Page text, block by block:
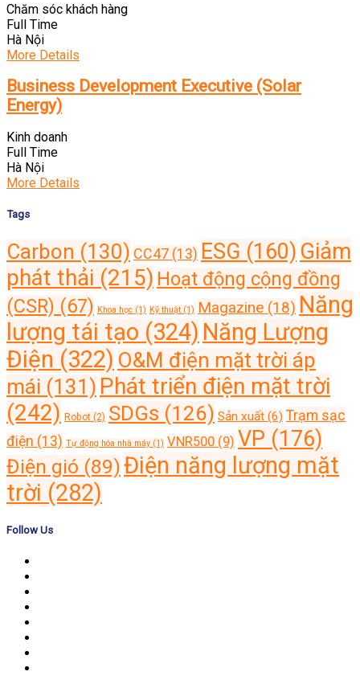
Chăm sóc khách hàng
Full Time
Hà Nội
More Details
Business Development Executive (Solar
Energy)
Kinh doanh
Full Time
Hà Nội
More Details
Tags
Carbon (130) CC47 (13) ESG (160) Giảm
phát thải (215) Hoạt động cộng đồng
(CSR) (67) Khoa học (1) Kỹ thuật (1) Magazine (18) Năng
lượng tái tạo (324) Năng Lượng
Điện (322) O&M điện mặt trời áp
mái (131) Phát triển điện mặt trời
(242) Robot (2) SDGs (126) Sản xuất (6) Trạm sạc
điện (13) Tự động hóa nhà máy (1) VNR500 (9) VP (176)
Điện gió (89)Điện năng lượng mặt
trời (282)
Follow Us